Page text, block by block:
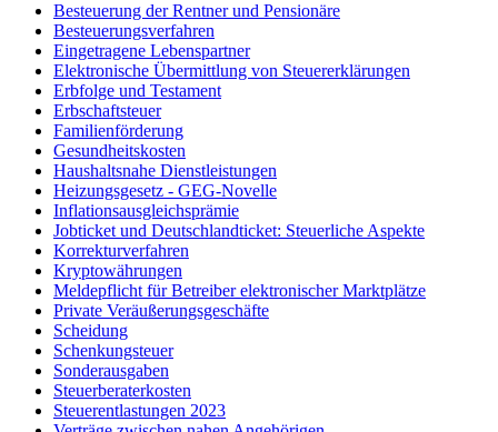
Besteuerung der Rentner und Pensionäre
Besteuerungsverfahren
Eingetragene Lebenspartner
Elektronische Übermittlung von Steuererklärungen
Erbfolge und Testament
Erbschaftsteuer
Familienförderung
Gesundheitskosten
Haushaltsnahe Dienstleistungen
Heizungsgesetz - GEG-Novelle
Inflationsausgleichsprämie
Jobticket und Deutschlandticket: Steuerliche Aspekte
Korrekturverfahren
Kryptowährungen
Meldepflicht für Betreiber elektronischer Marktplätze
Private Veräußerungsgeschäfte
Scheidung
Schenkungsteuer
Sonderausgaben
Steuerberaterkosten
Steuerentlastungen 2023